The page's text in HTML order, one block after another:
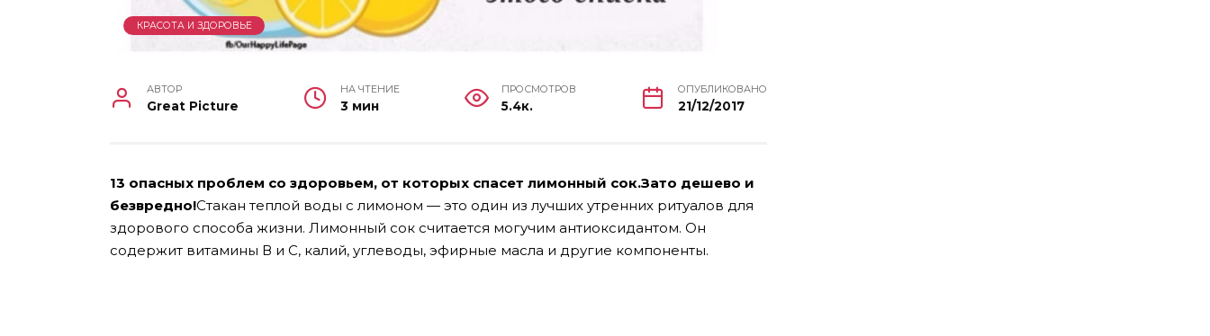
КРАСОТА И ЗДОРОВЬЕ
АВТОР
Great Picture
НА ЧТЕНИЕ
3 мин
ПРОСМОТРОВ
5.4к.
ОПУБЛИКОВАНО
21/12/2017
13 опасных проблем со здоровьем, от которых спасет лимонный сок.Зато дешево и
безвредно!Стакан теплой воды с лимоном — это один из лучших утренних ритуалов для
здорового способа жизни. Лимонный сок считается могучим антиоксидантом. Он
содержит витамины В и С, калий, углеводы, эфирные масла и другие компоненты.